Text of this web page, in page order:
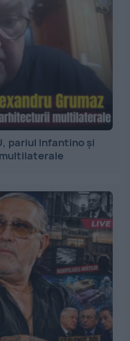
pariul Infantino și